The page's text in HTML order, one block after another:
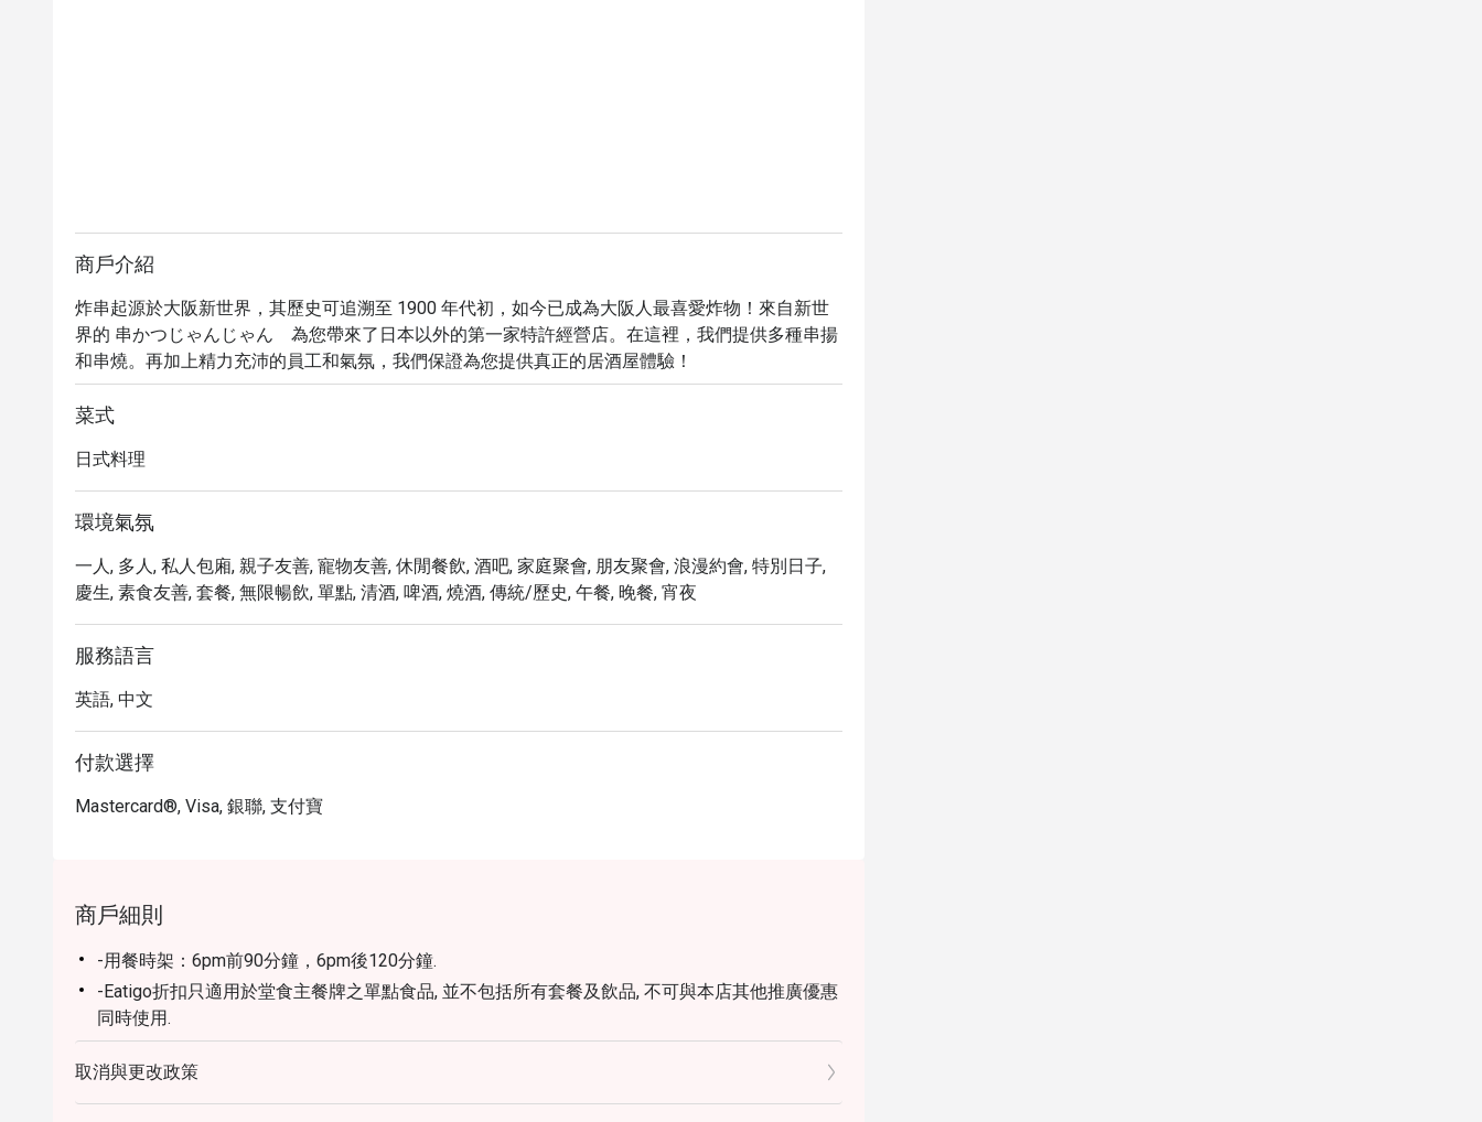
商戶介紹
炸串起源於大阪新世界，其歷史可追溯至 1900 年代初，如今已成為大阪人最喜愛炸物！來自新世
界的 串かつじゃんじゃん　為您帶來了日本以外的第一家特許經營店。在這裡，我們提供多種串揚
和串燒。再加上精力充沛的員工和氣氛，我們保證為您提供真正的居酒屋體驗！
菜式
日式料理
環境氣氛
一人, 多人, 私人包廂, 親子友善, 寵物友善, 休閒餐飲, 酒吧, 家庭聚會, 朋友聚會, 浪漫約會, 特別日子,
慶生, 素食友善, 套餐, 無限暢飲, 單點, 清酒, 啤酒, 燒酒, 傳統/歷史, 午餐, 晚餐, 宵夜
服務語言
英語, 中文
付款選擇
Mastercard®, Visa, 銀聯, 支付寶
商戶細則
-用餐時架：6pm前90分鐘，6pm後120分鐘.
-Eatigo折扣只適用於堂食主餐牌之單點食品, 並不包括所有套餐及飲品, 不可與本店其他推廣優惠
同時使用.
-本店將留檯15分鐘,逾時視為放棄訂座.
-特別需求及座位安排, 均視乎實際情況而定. 本店有權作最後安排.
-客人如需更改訂座人數或時間, 必須提前於Eatigo系統直接更改. 本店只按系統預訂人數及折扣優
取消與更改政策